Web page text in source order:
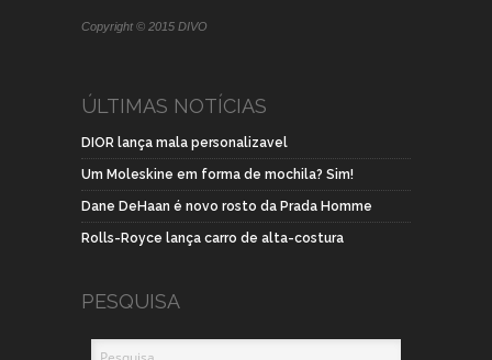
Copyright © 2015 DIVO
ÚLTIMAS NOTÍCIAS
DIOR lança mala personalizavel
Um Moleskine em forma de mochila? Sim!
Dane DeHaan é novo rosto da Prada Homme
Rolls-Royce lança carro de alta-costura
PESQUISA